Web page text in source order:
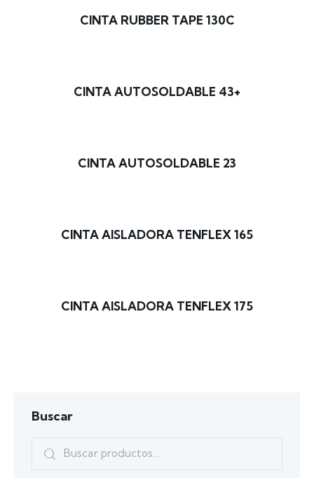
CINTA RUBBER TAPE 130C
CINTA AUTOSOLDABLE 43+
CINTA AUTOSOLDABLE 23
CINTA AISLADORA TENFLEX 165
CINTA AISLADORA TENFLEX 175
Buscar